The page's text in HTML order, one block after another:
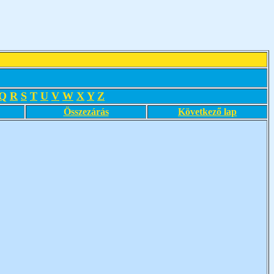
R S T U V W X Y Z
Összezárás Következő lap